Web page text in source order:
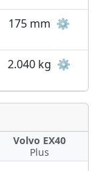
175 mm ⚙️
2.040 kg ⚙️
Volvo EX40
Plus